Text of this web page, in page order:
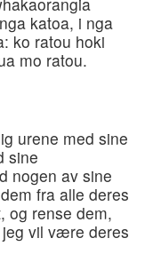
katoa, i nga
ko ratou hoki
mo ratou.
urene med sine
sine
nogen av sine
fra alle deres
og rense dem,
vil være deres